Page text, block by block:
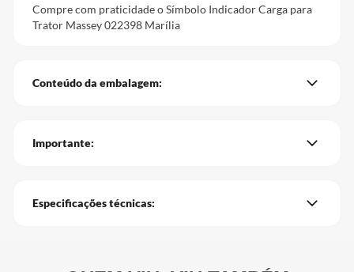
Compre com praticidade o Símbolo Indicador Carga para
Trator Massey 022398 Marília
Conteúdo da embalagem:
Importante:
Especificações técnicas: